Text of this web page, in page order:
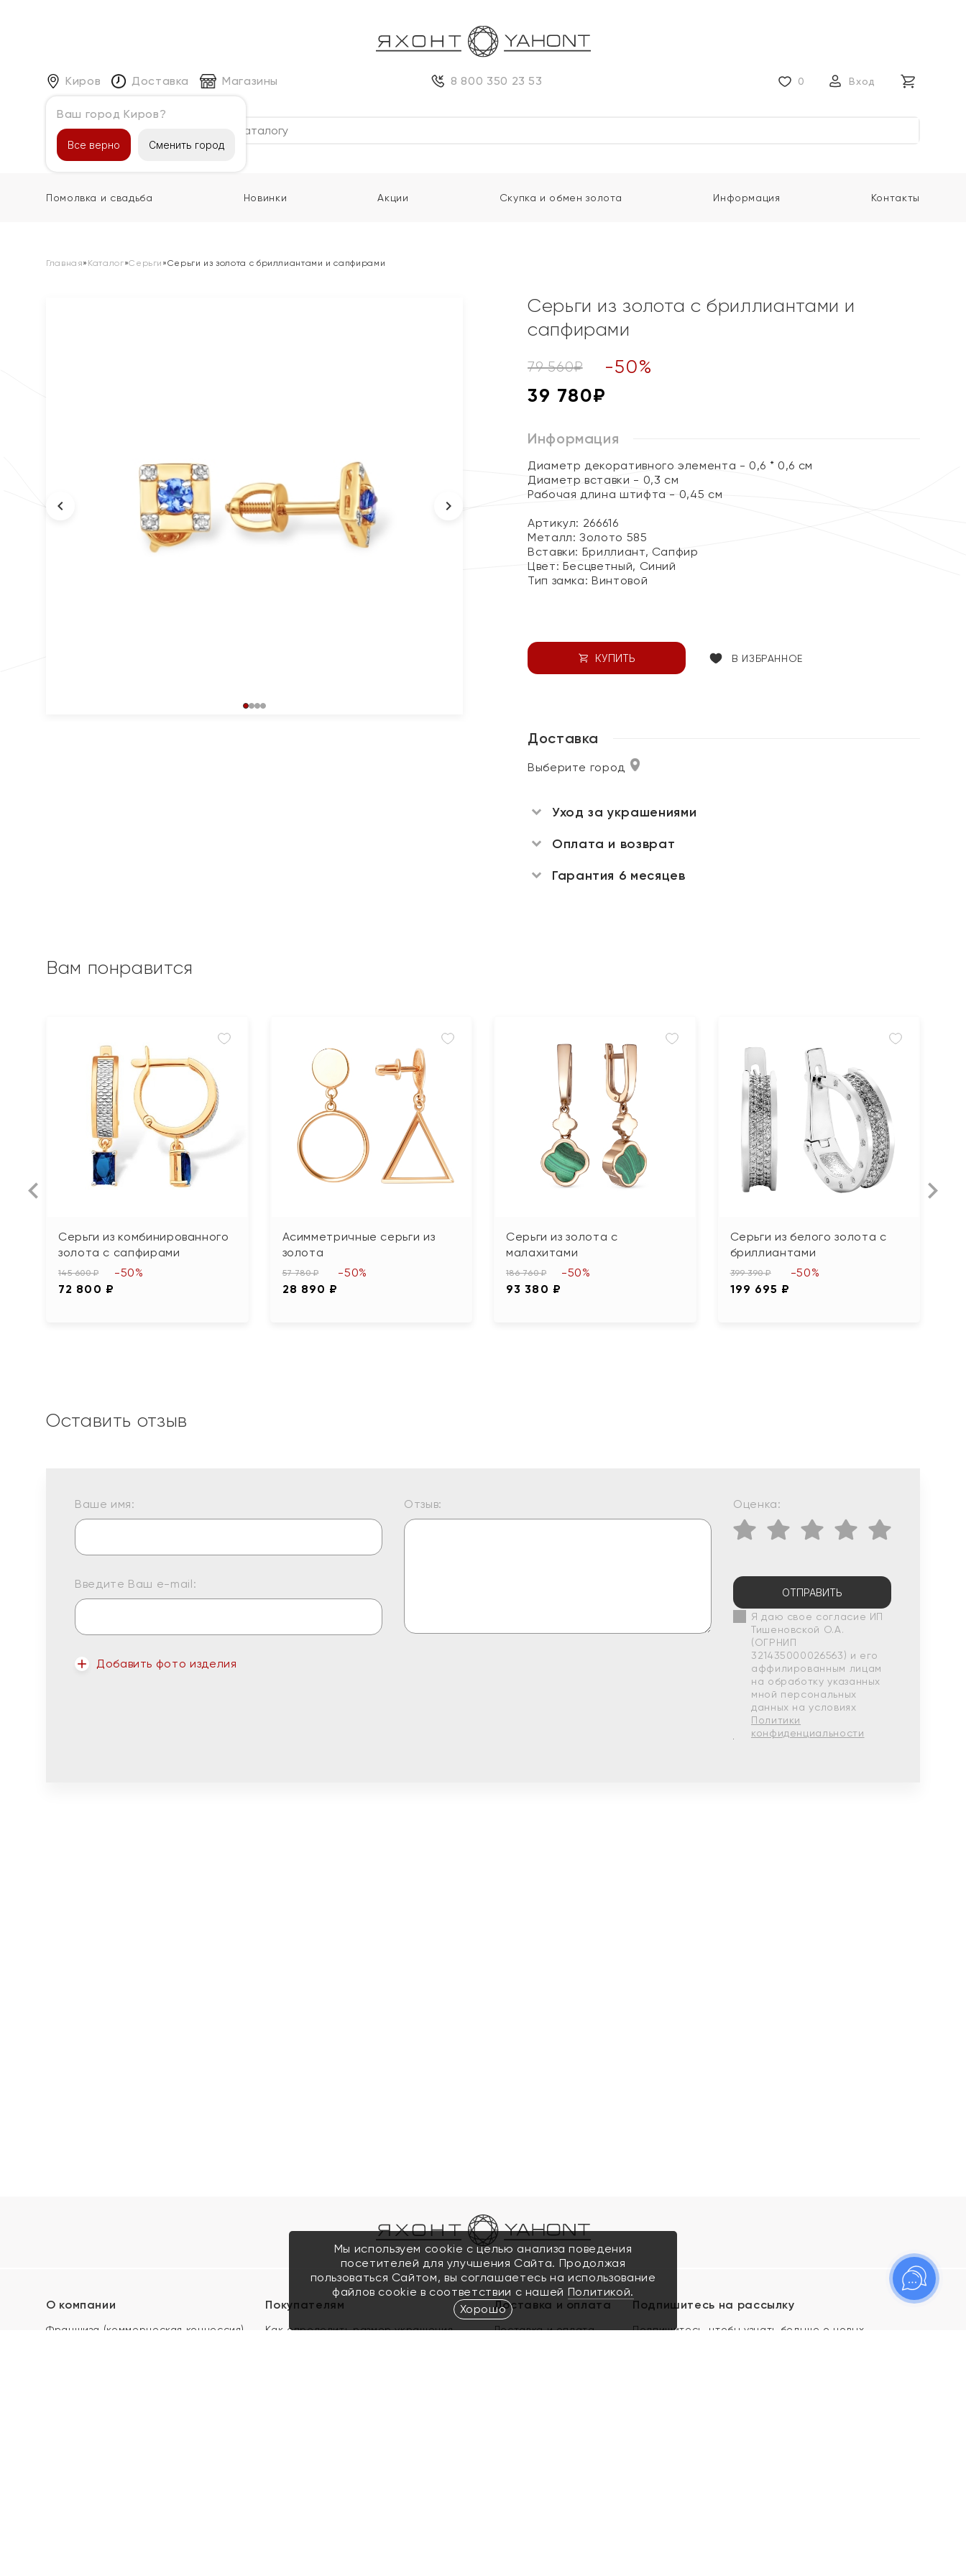
Киров
Ваш город Киров?
Все верно Сменить город
Доставка Магазины 8 800 350 23 53 0 Вход
Каталог
Помолвка и свадьба Новинки Акции Скупка и обмен золота Информация Контакты
Главная» Каталог»Серьги »Серьги из золота с бриллиантами и сапфирами
Серьги из золота с бриллиантами и
сапфирами
79 560₽ -50%
39 780₽
Информация
Диаметр декоративного элемента - 0,6 * 0,6 см
Диаметр вставки - 0,3 см
Рабочая длина штифта - 0,45 см
Артикул: 266616
Металл:Золото 585
Вставки: Бриллиант, Сапфир
Цвет: Бесцветный, Синий
Тип замка:Винтовой
КУПИТЬ В ИЗБРАННОЕ
Доставка
Выберите город
Уход за украшениями
Оплата и возврат
Гарантия 6 месяцев
Вам понравится
Серьги из комбинированного
золота с сапфирами
145 600 ₽
72 800 ₽
-50%
Асимметричные серьги из
золота
57 780 ₽
28 890 ₽
-50%
Серьги из золота с
малахитами
186 760 ₽
93 380 ₽
-50%
Серьги из белого золота с
бриллиантами
399 390 ₽
199 695 ₽
-50%
Оставить отзыв
Ваше имя:
Введите Ваш e-mail:
Добавить фото изделия
Отзыв: Оценка:
ОТПРАВИТЬ
Я даю свое согласие ИП
Тишеновской О.А.
(ОГРНИП
321435000026563) и его
аффилированным лицам
на обработку указанных
мной персональных
данных на условиях
Политики
конфиденциальности
О компании
Франшиза (коммерческая концессия)
Покупателям
Как определить размер украшения
Доставка и оплата
Доставка и оплата
Подпишитесь на рассылку
Подпишитесь, чтобы узнать больше о новых
Мы используем cookie с целью анализа поведения
посетителей для улучшения Сайта. Продолжая
пользоваться Сайтом, вы соглашаетесь на использование
файлов cookie в соответствии с нашей Политикой.
Хорошо